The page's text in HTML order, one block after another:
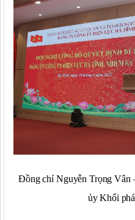
Đồng chí Nguyễn Trọng Vân
ủy Khối